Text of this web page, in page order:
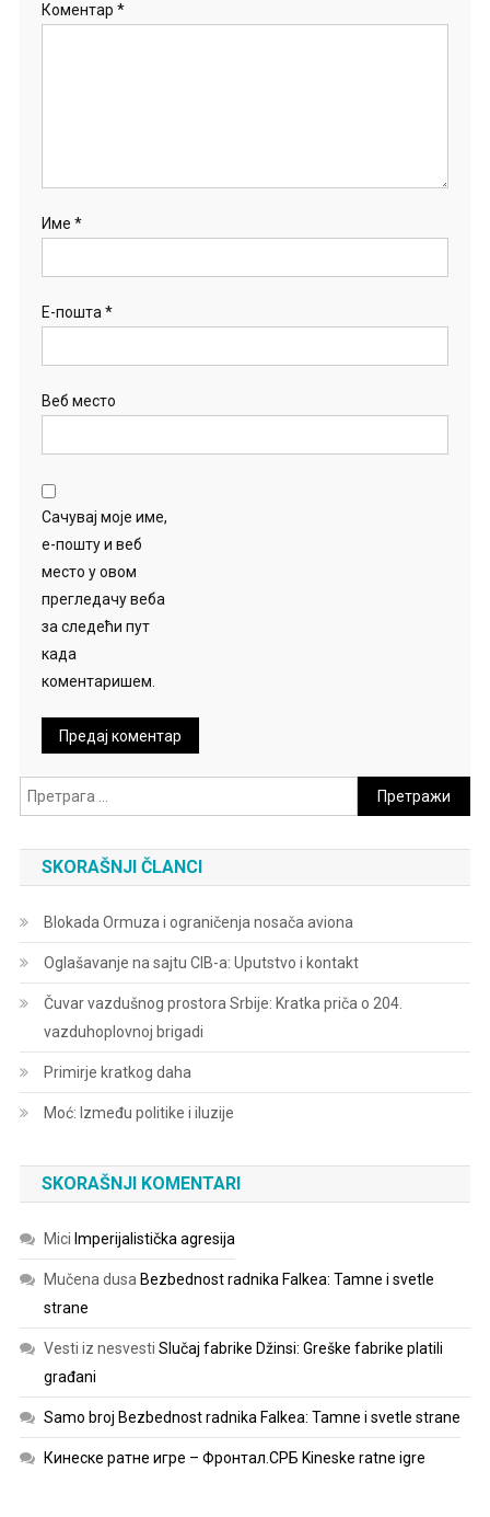
Коментар *
Име *
Е-пошта *
Веб место
Сачувај моје име,
е-пошту и веб
место у овом
прегледачу веба
за следећи пут
када
коментаришем.
Претрага
за:
SKORAŠNJI ČLANCI
Blokada Ormuza i ograničenja nosača aviona
Oglašavanje na sajtu CIB-a: Uputstvo i kontakt
Čuvar vazdušnog prostora Srbije: Kratka priča o 204.
vazduhoplovnoj brigadi
Primirje kratkog daha
Moć: Između politike i iluzije
SKORAŠNJI KOMENTARI
Mici Imperijalistička agresija
Mučena dusa Bezbednost radnika Falkea: Tamne i svetle
strane
Vesti iz nesvesti Slučaj fabrike Džinsi: Greške fabrike platili
građani
Samo broj Bezbednost radnika Falkea: Tamne i svetle strane
Кинеске ратне игре – Фронтал.СРБ Kineske ratne igre